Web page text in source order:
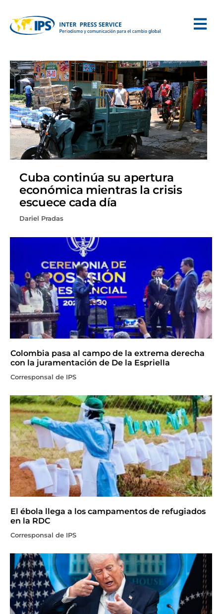
Cuba continúa su apertura
económica mientras la crisis
escuece cada día
Dariel Pradas
Colombia pasa al campo de la extrema derecha
con la juramentación de De la Espriella
Corresponsal de IPS
El ébola llega a los campamentos de refugiados
en la RDC
Corresponsal de IPS